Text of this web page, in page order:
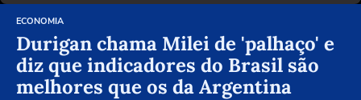
ECONOMIA
Durigan chama Milei de 'palhaço' e
diz que indicadores do Brasil são
melhores que os da Argentina